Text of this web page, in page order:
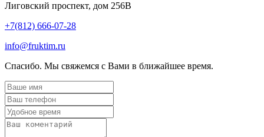
Лиговский проспект, дом 256В
+7(812) 666-07-28
info@fruktim.ru
Спасибо. Мы свяжемся с Вами в ближайшее время.